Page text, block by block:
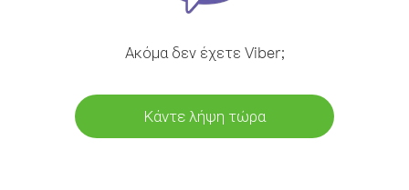
Ακόμα δεν έχετε Viber;
Κάντε λήψη τώρα